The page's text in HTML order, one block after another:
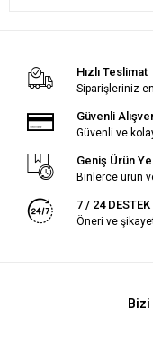
Hızlı Teslimat
Siparişleriniz
Güvenli
Güvenli ve
Geniş Ürün
Binlerce ürün
7 / 24 DESTEK
Öneri ve
Bizi